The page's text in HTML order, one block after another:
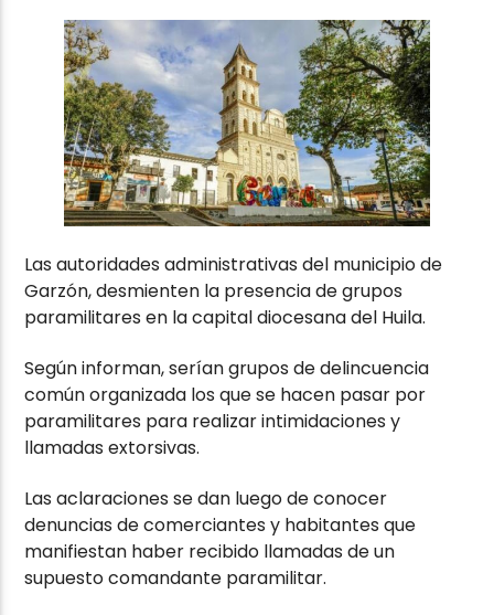
Las autoridades administrativas del municipio de
Garzón, desmienten la presencia de grupos
paramilitares en la capital diocesana del Huila.
Según informan, serían grupos de delincuencia
común organizada los que se hacen pasar por
paramilitares para realizar intimidaciones y
llamadas extorsivas.
Las aclaraciones se dan luego de conocer
denuncias de comerciantes y habitantes que
manifiestan haber recibido llamadas de un
supuesto comandante paramilitar.